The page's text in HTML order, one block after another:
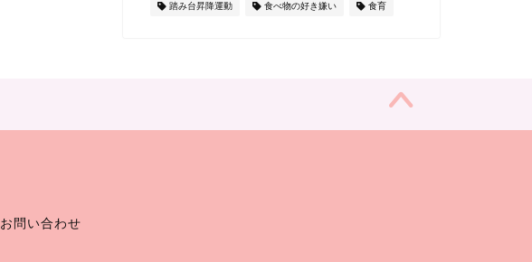
踏み台昇降運動 食べ物の好き嫌い 食育
お問い合わせ